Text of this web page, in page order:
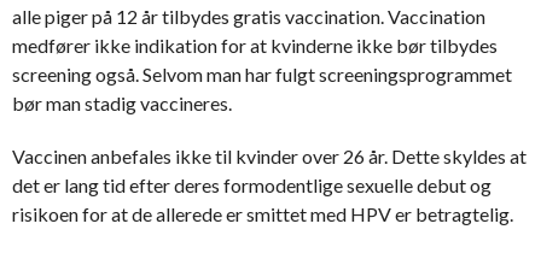
alle piger på 12 år tilbydes gratis vaccination. Vaccination
medfører ikke indikation for at kvinderne ikke bør tilbydes
screening også. Selvom man har fulgt screeningsprogrammet
bør man stadig vaccineres.
Vaccinen anbefales ikke til kvinder over 26 år. Dette skyldes at
det er lang tid efter deres formodentlige sexuelle debut og
risikoen for at de allerede er smittet med HPV er betragtelig.